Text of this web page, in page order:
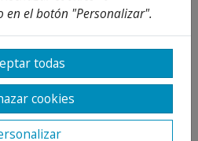
descripción!
el botón "Personalizar".
todas
cookies